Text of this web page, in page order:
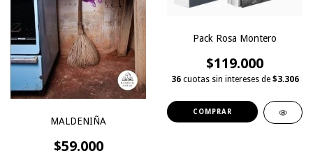
MALDENIÑA
$59.000
Pack Rosa Montero
$119.000
36 cuotas sin intereses de $3.306